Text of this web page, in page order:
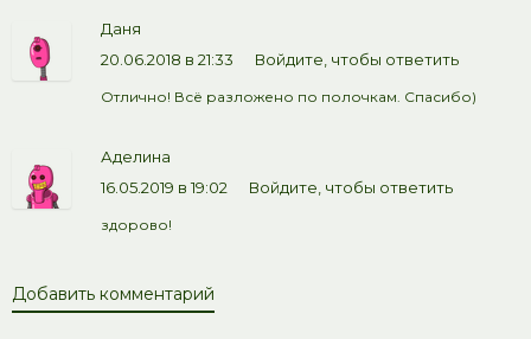
Даня
20.06.2018 в 21:33
Войдите, чтобы ответить
Отлично! Всё разложено по полочкам. Спасибо)
Аделина
16.05.2019 в 19:02
Войдите, чтобы ответить
здорово!
Добавить комментарий